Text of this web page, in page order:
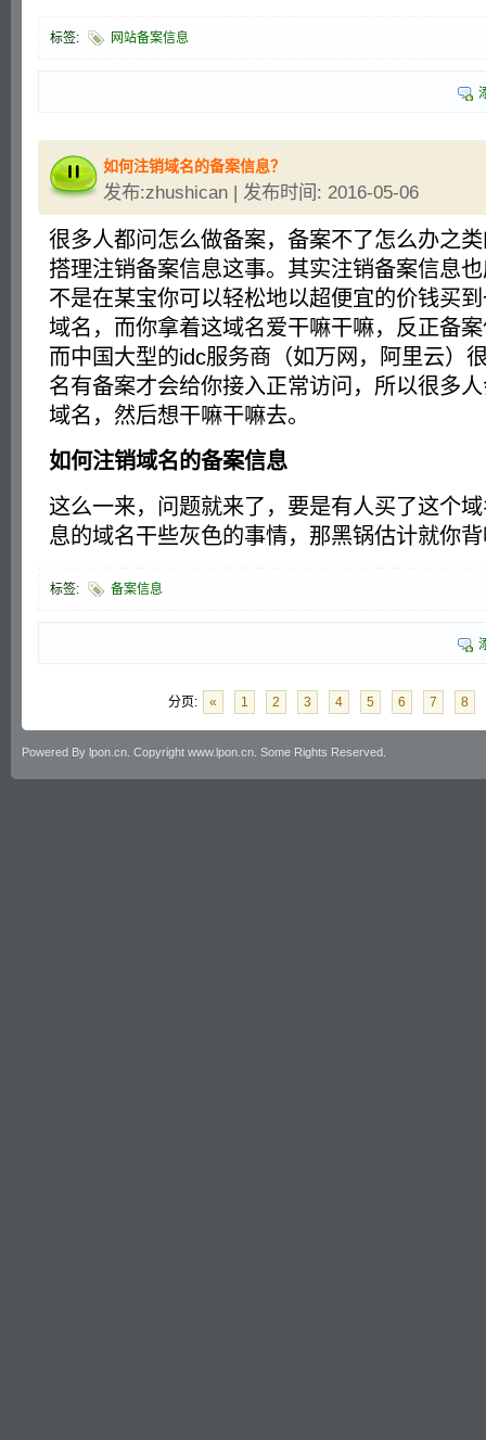
标签: 网站备案信息
如何注销域名的备案信息？
发布:zhushican | 发布时间: 2016-05-06
很多人都问怎么做备案，备案不了怎么办之
搭理注销备案信息这事。其实注销备案信息
不是在某宝你可以轻松地以超便宜的价钱买
域名，而你拿着这域名爱干嘛干嘛，反正备
而中国大型的idc服务商（如万网，阿里云）
名有备案才会给你接入正常访问，所以很多
域名，然后想干嘛干嘛去。
如何注销域名的备案信息
这么一来，问题就来了，要是有人买了这个
息的域名干些灰色的事情，那黑锅估计就你
标签: 备案信息
分页: « 1 2 3 4 5 6 7 8
Powered By lpon.cn. Copyright www.lpon.cn. Some Rights Reserved.